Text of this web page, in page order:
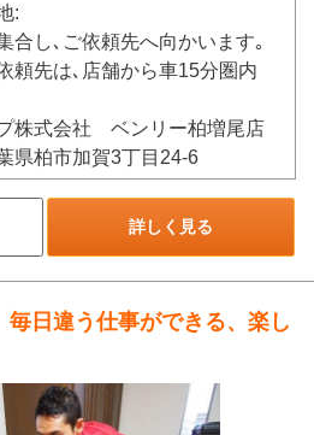
:
合し､ご依頼先へ向かいます｡
頼先は､店舗から車15分圏内
株式会社 ベンリー柏増尾店
県柏市加賀3丁目24-6
詳しく見る
日違う仕事ができる、楽し